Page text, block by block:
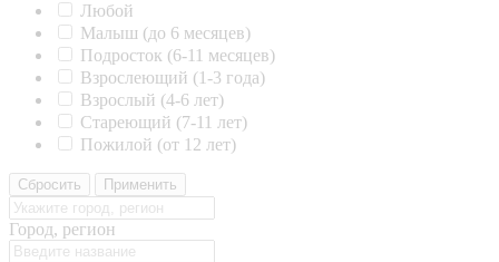
Любой
Малыш (до 6 месяцев)
Подросток (6-11 месяцев)
Взрослеющий (1-3 года)
Взрослый (4-6 лет)
Стареющий (7-11 лет)
Пожилой (от 12 лет)
Сбросить Применить
Город, регион